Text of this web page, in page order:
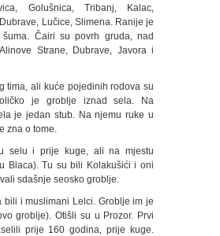
Golušnica, Tribanj, Kalac,
Lučice, Slimena. Ranije je
Čairi su povrh gruda, nad
Strane, Dubrave, Javora i
tima, ali kuće pojedinih rodova su
je groblje iznad sela. Na
je jedan stub. Na njemu ruke u
zna o tome.
selu i prije kuge, ali na mjestu
Blaca). Tu su bili Kolakušići i oni
sdašnje seosko groblje.
bili i muslimani Lelci. Groblje im je
groblje). Otišli su u Prozor. Prvi
prije 160 godina, prije kuge.